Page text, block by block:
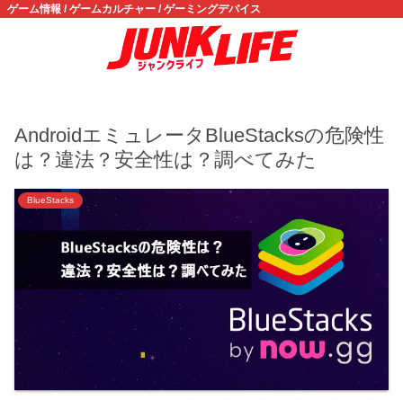
ゲーム情報 / ゲームカルチャー / ゲーミングデバイス
AndroidエミュレータBlueStacksの危険性
は？違法？安全性は？調べてみた
BlueStacks